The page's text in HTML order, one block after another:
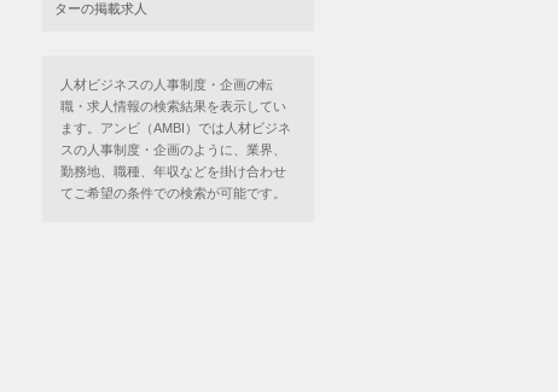
ターの掲載求人
人材ビジネスの人事制度・企画の転
職・求人情報の検索結果を表示してい
ます。アンビ（AMBI）では人材ビジネ
スの人事制度・企画のように、業界、
勤務地、職種、年収などを掛け合わせ
てご希望の条件での検索が可能です。